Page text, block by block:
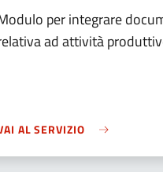
per integrare
ad attività
AL SERVIZIO